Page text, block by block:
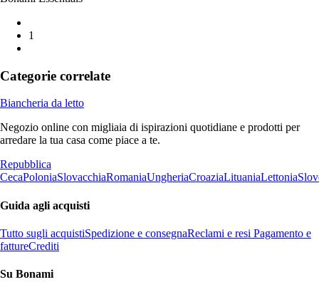
1
Categorie correlate
Biancheria da letto
Negozio online con migliaia di ispirazioni quotidiane e prodotti per
arredare la tua casa come piace a te.
Repubblica
CecaPoloniaSlovacchiaRomaniaUngheriaCroaziaLituaniaLettonia
Guida agli acquisti
Tutto sugli acquistiSpedizione e consegnaReclami e resi Pagamento e
fattureCrediti
Su Bonami